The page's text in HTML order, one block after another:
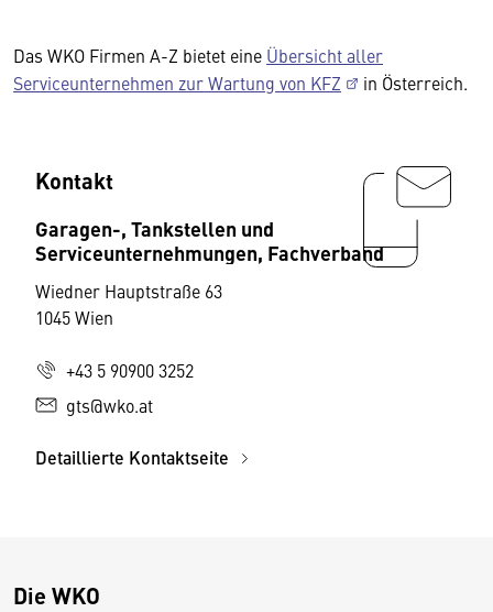
Das WKO Firmen A-Z bietet eine Übersicht aller
Serviceunternehmen zur Wartung von KFZ
in Österreich.
Kontakt
Garagen-, Tankstellen und
Serviceunternehmungen, Fachverband
Wiedner Hauptstraße 63
1045 Wien
+43 5 90900 3252
gts@wko.at
Detaillierte Kontaktseite
Die WKO